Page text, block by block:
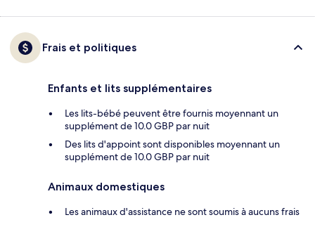
Frais et politiques
Enfants et lits supplémentaires
Les lits-bébé peuvent être fournis moyennant un
supplément de 10.0 GBP par nuit
Des lits d'appoint sont disponibles moyennant un
supplément de 10.0 GBP par nuit
Animaux domestiques
Les animaux d'assistance ne sont soumis à aucuns frais